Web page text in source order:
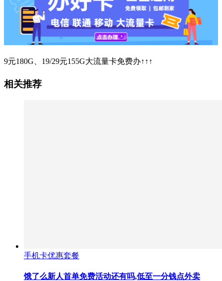
9元180G、19/29元155G大流量卡免费办↑↑↑
相关推荐
手机卡优惠套餐
饿了么新人首单免费活动还有吗,低至一分钱点外卖